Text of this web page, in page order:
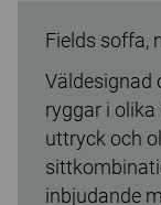
Fields soffa,
Väldesignad
ryggar i
uttryck och
inbjudande